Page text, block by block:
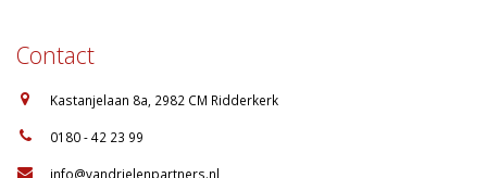
Volg ons